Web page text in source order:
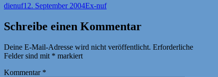
Autor
dienufVeröffentlicht
12. September 2004Kategorien
Ex-nuf
Schreibe einen Kommentar
Deine E-Mail-Adresse wird nicht veröffentlicht. Erforderliche
Felder sind mit * markiert
Kommentar *